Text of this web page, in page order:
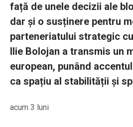
față de unele decizii ale
dar și o susținere pentru
parteneriatului strategic
Ilie Bolojan a transmis un
european, punând
ca spațiu al stabilității și
acum 3 luni